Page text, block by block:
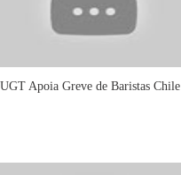
UGT Apoia Greve de Baristas Chile